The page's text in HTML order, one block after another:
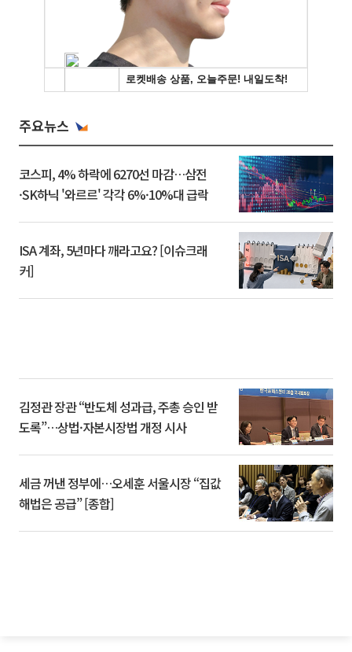
주요뉴스
코스피, 4% 하락에 6270선 마감…삼전
·SK하닉 '와르르' 각각 6%·10%대 급락
ISA 계좌, 5년마다 깨라고요? [이슈크래
커]
김정관 장관 “반도체 성과급, 주총 승인 받
도록”…상법·자본시장법 개정 시사
세금 꺼낸 정부에…오세훈 서울시장 “집값
해법은 공급” [종합]